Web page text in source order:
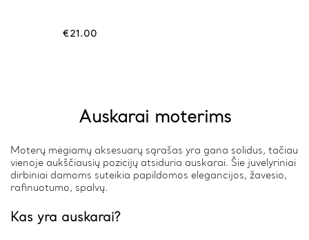
€21.00
Auskarai moterims
Moterų mėgiamų aksesuarų sąrašas yra gana solidus, tačiau
vienoje aukščiausių pozicijų atsiduria auskarai. Šie juvelyriniai
dirbiniai damoms suteikia papildomos elegancijos, žavesio,
rafinuotumo, spalvų.
Kas yra auskarai?